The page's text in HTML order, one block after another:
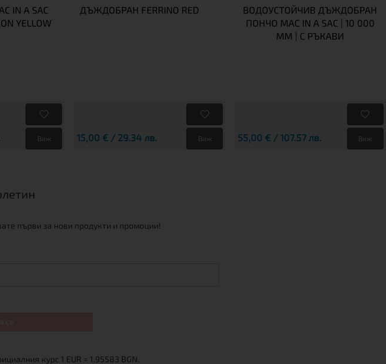
IN A SAC
YELLOW
Виж
ДЪЖДОБРАН FERRINO RED
15,00 € / 29.34 лв. Виж
ВОДОУСТОЙЧИВ ДЪЖДОБРАН
ПОНЧО MAC IN A SAC | 10 000
ММ | С РЪКАВИ
55,00 € / 107.57 лв. Виж
първи за нови продукти и промоции!